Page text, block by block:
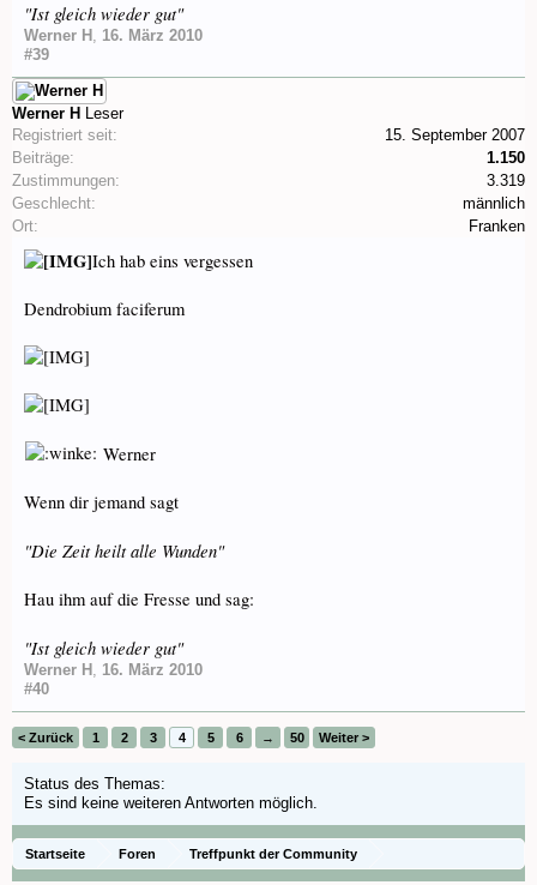
"Ist gleich wieder gut"
Werner H , 16. März 2010
#39
Werner H Leser
Registriert seit:
15. September 2007
Beiträge:
1.150
Zustimmungen:
3.319
Geschlecht:
männlich
Ort:
Franken
Ich hab eins vergessen
Dendrobium faciferum
Werner
Wenn dir jemand sagt
"Die Zeit heilt alle Wunden"
Hau ihm auf die Fresse und sag:
"Ist gleich wieder gut"
Werner H , 16. März 2010
#40
< Zurück 1 2 3 4 5 6 → 50 Weiter >
Status des Themas:
Es sind keine weiteren Antworten möglich.
Startseite Foren
Treffpunkt der Community